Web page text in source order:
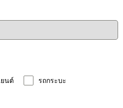
นต์ รถกระบะ